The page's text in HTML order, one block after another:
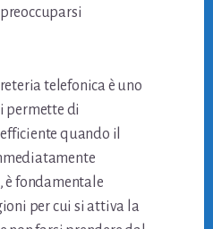
telefonica è uno
permette di
quando il
fondamentale
per cui si attiva la